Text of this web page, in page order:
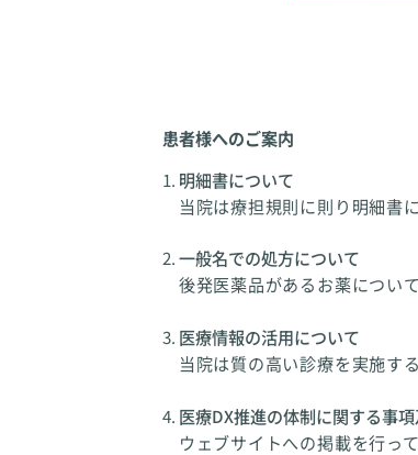
患者様へのご案内
明細書について
当院は療担規則に則り明細書
一般名での処方について
後発医薬品があるお薬につい
医療情報の活用について
当院は質の高い診療を実施す
医療DX推進の体制に関する事
ウェブサイトへの掲載を行って